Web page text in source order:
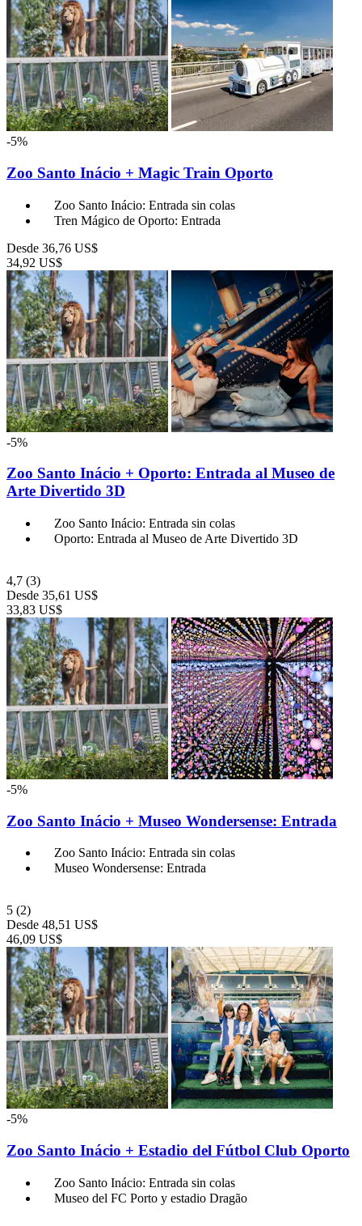
-5%
Zoo Santo Inácio + Magic Train Oporto
Zoo Santo Inácio: Entrada sin colas
Tren Mágico de Oporto: Entrada
Desde 36,76 US$
34,92 US$
-5%
Zoo Santo Inácio + Oporto: Entrada al Museo de
Arte Divertido 3D
Zoo Santo Inácio: Entrada sin colas
Oporto: Entrada al Museo de Arte Divertido 3D
4,7 (3)
Desde 35,61 US$
33,83 US$
-5%
Zoo Santo Inácio + Museo Wondersense: Entrada
Zoo Santo Inácio: Entrada sin colas
Museo Wondersense: Entrada
5 (2)
Desde 48,51 US$
46,09 US$
-5%
Zoo Santo Inácio + Estadio del Fútbol Club Oporto
Zoo Santo Inácio: Entrada sin colas
Museo del FC Porto y estadio Dragão